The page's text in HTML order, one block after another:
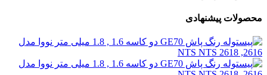
محصولات پیشنهادی